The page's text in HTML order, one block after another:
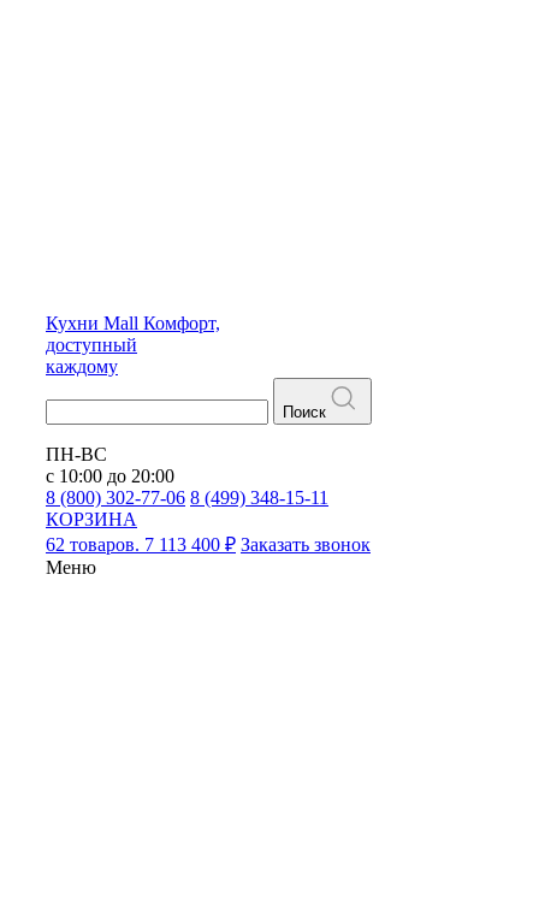
Кухни Mall Комфорт,
доступный
каждому
Поиск
ПН-ВС
с 10:00 до 20:00
8 (800) 302-77-06 8 (499) 348-15-11
КОРЗИНА
62 товаров. 7 113 400 ₽ Заказать звонок
Меню